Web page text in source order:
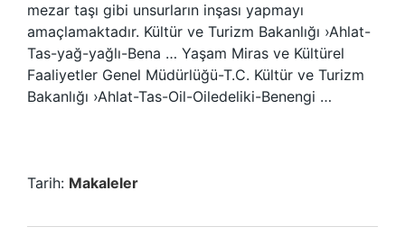
mezar taşı gibi unsurların inşası yapmayı
amaçlamaktadır. Kültür ve Turizm Bakanlığı ›Ahlat-
Tas-yağ-yağlı-Bena … Yaşam Miras ve Kültürel
Faaliyetler Genel Müdürlüğü-T.C. Kültür ve Turizm
Bakanlığı ›Ahlat-Tas-Oil-Oiledeliki-Benengi …
Tarih: Makaleler